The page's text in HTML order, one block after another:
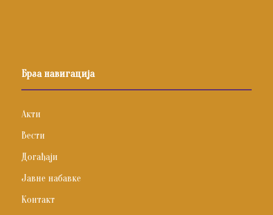
Брза навигација
Акти
Вести
Догађаји
Јавне набавке
Контакт